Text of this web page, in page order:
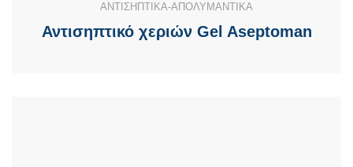
ΑΝΤΙΣΗΠΤΙΚΑ-ΑΠΟΛΥΜΑΝΤΙΚΑ
Αντισηπτικό χεριών Gel Aseptoman